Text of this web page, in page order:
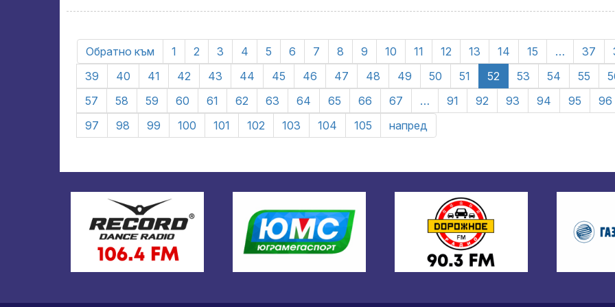
Обратно към 1 2 3 4 5 6 7 8 9 10 11 12 13 14 15 … 37
39
40 41 42 43 44 45 46 47 48 49 50 51 52 53 54 55
57
58 59 60 61 62 63 64 65 66 67 … 91 92 93 94 95
96
97
98 99 100 101 102 103 104 105 напред